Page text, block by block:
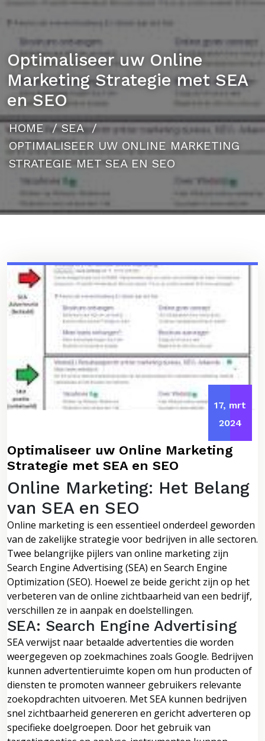
Optimaliseer uw Online
Marketing Strategie met SEA
en SEO
HOME/SEA/
OPTIMALISEER UW ONLINE MARKETING
STRATEGIE MET SEA EN SEO
17, mrt
2024
Optimaliseer uw Online Marketing
Strategie met SEA en SEO
Online Marketing: Het Belang
van SEA en SEO
Online marketing is een essentieel onderdeel geworden
van de zakelijke strategie voor bedrijven in alle sectoren.
Twee belangrijke pijlers van online marketing zijn
Search Engine Advertising (SEA) en Search Engine
Optimization (SEO). Hoewel ze beide gericht zijn op het
verbeteren van de online zichtbaarheid van een bedrijf,
verschillen ze in aanpak en doelstellingen.
SEA: Search Engine Advertising
SEA verwijst naar betaalde advertenties die worden
weergegeven op zoekmachines zoals Google. Bedrijven
kunnen advertentieruimte kopen om hun producten of
diensten te promoten wanneer gebruikers relevante
zoekopdrachten uitvoeren. Met SEA kunnen bedrijven
snel zichtbaarheid genereren en gericht adverteren op
specifieke doelgroepen. Door het gebruik van